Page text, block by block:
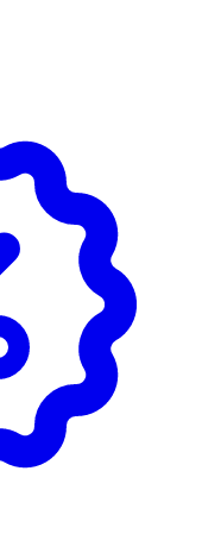
borsthuvud
i varmt vatten
och vänner
morgon och kväll.
TePe Daily™ Kids